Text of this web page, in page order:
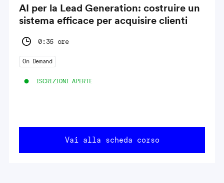
AI per la Lead Generation: costruire un
sistema efficace per acquisire clienti
0:35 ore
On Demand
ISCRIZIONI APERTE
Vai alla scheda corso